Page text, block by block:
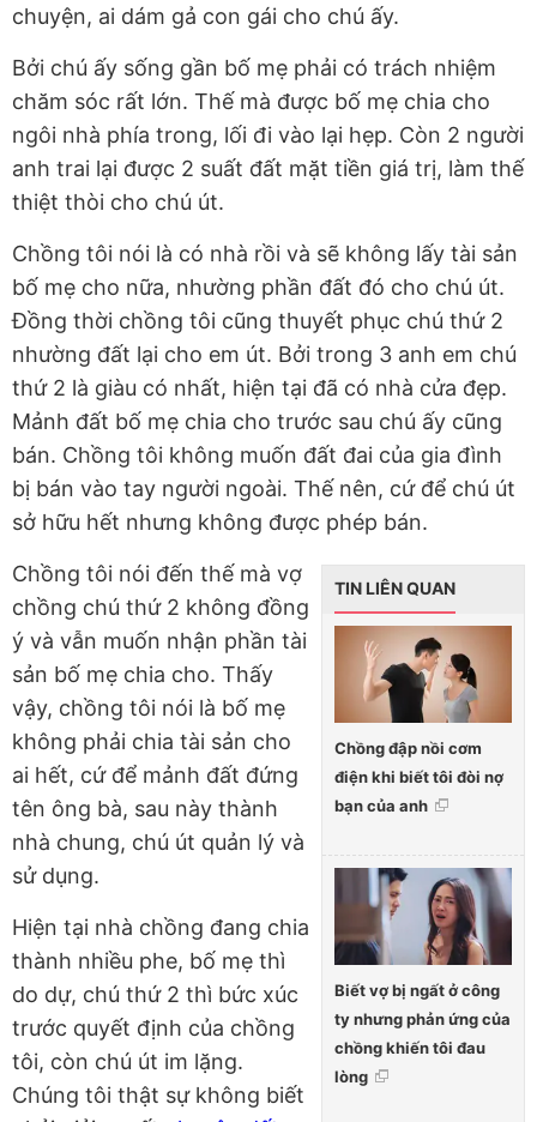
chuyện, ai dám gả con gái cho chú ấy.
Bởi chú ấy sống gần bố mẹ phải có trách nhiệm
chăm sóc rất lớn. Thế mà được bố mẹ chia cho
ngôi nhà phía trong, lối đi vào lại hẹp. Còn 2 người
anh trai lại được 2 suất đất mặt tiền giá trị, làm thế
thiệt thòi cho chú út.
Chồng tôi nói là có nhà rồi và sẽ không lấy tài sản
bố mẹ cho nữa, nhường phần đất đó cho chú út.
Đồng thời chồng tôi cũng thuyết phục chú thứ 2
nhường đất lại cho em út. Bởi trong 3 anh em chú
thứ 2 là giàu có nhất, hiện tại đã có nhà cửa đẹp.
Mảnh đất bố mẹ chia cho trước sau chú ấy cũng
bán. Chồng tôi không muốn đất đai của gia đình
bị bán vào tay người ngoài. Thế nên, cứ để chú út
sở hữu hết nhưng không được phép bán.
TIN LIÊN QUAN
Chồng đập nồi cơm
điện khi biết tôi đòi nợ
bạn của anh
Biết vợ bị ngất ở công
ty nhưng phản ứng của
chồng khiến tôi đau
lòng
Chồng tôi nói đến thế mà vợ
chồng chú thứ 2 không đồng
ý và vẫn muốn nhận phần tài
sản bố mẹ chia cho. Thấy
vậy, chồng tôi nói là bố mẹ
không phải chia tài sản cho
ai hết, cứ để mảnh đất đứng
tên ông bà, sau này thành
nhà chung, chú út quản lý và
sử dụng.
Hiện tại nhà chồng đang chia
thành nhiều phe, bố mẹ thì
do dự, chú thứ 2 thì bức xúc
trước quyết định của chồng
tôi, còn chú út im lặng.
Chúng tôi thật sự không biết